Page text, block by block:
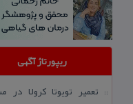
ریپورتاژ آگهی
:: تعمیر تویوتا كرولا